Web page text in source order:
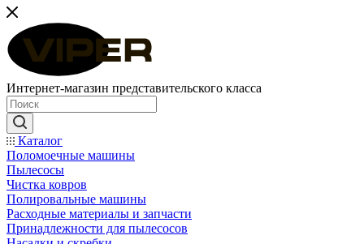
Интернет-магазин представительского класса
Каталог
Поломоечные машины
Пылесосы
Чистка ковров
Полировальные машины
Расходные материалы и запчасти
Принадлежности для пылесосов